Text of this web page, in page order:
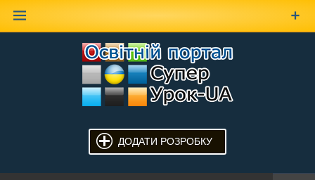
ДОДАТИ РОЗРОБКУ